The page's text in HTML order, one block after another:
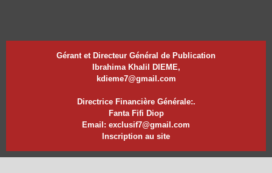
Gérant et Directeur Général de Publication
Ibrahima Khalil DIEME,
kdieme7@gmail.com
Directrice Financière Générale:.
Fanta Fifi Diop
Email: exclusif7@gmail.com
Inscription au site